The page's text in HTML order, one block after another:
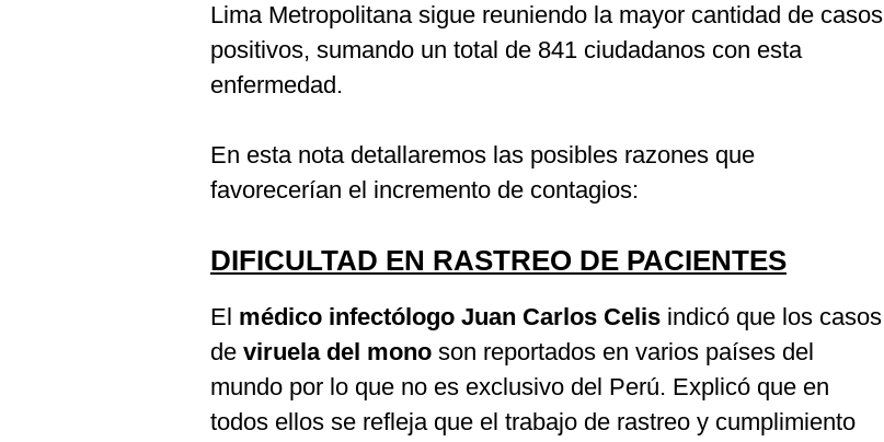
Lima Metropolitana sigue reuniendo la mayor cantidad de casos
positivos, sumando un total de 841 ciudadanos con esta
enfermedad.
En esta nota detallaremos las posibles razones que
favorecerían el incremento de contagios:
DIFICULTAD EN RASTREO DE PACIENTES
El médico infectólogo Juan Carlos Celis indicó que los casos
de viruela del mono son reportados en varios países del
mundo por lo que no es exclusivo del Perú. Explicó que en
todos ellos se refleja que el trabajo de rastreo y cumplimiento